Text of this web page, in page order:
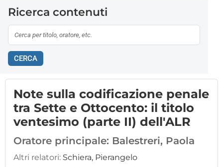
Ricerca contenuti
CERCA
Note sulla codificazione penale
tra Sette e Ottocento: il titolo
ventesimo (parte II) dell'ALR
Oratore principale: Balestreri, Paola
Altri relatori: Schiera, Pierangelo